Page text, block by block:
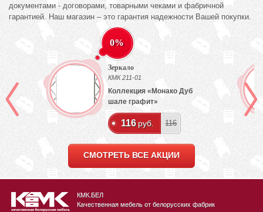
документами - договорами, товарными чеками и фабричной
гарантией. Наш магазин – это гарантия надежности Вашей покупки.
0%
Зеркало
КМК 211-01
Коллекция «Монако Дуб
шале графит»
116 руб. 116
СМОТРЕТЬ ВСЕ АКЦИИ
КМК.БЕЛ
Качественная мебель от белорусских фабрик